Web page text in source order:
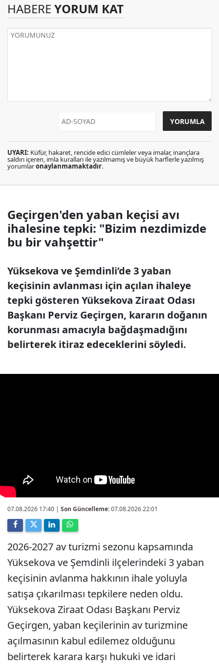
HABERE YORUM KAT
UYARI: Küfür, hakaret, rencide edici cümleler veya imalar, inançlara
saldırı içeren, imla kuralları ile yazılmamış ve büyük harflerle yazılmış
yorumlaronaylanmamaktadır.
Geçirgen'den yaban keçisi avı
ihalesine tepki: "Bizim nezdimizde
bu bir vahşettir"
Yüksekova ve Şemdinli’de 3 yaban
keçisinin avlanması için açılan ihaleye
tepki gösteren Yüksekova Ziraat Odası
Başkanı Perviz Geçirgen, kararın doğanın
korunması amacıyla bağdaşmadığını
belirterek itiraz edeceklerini söyledi.
07.08.2026 17:40 | Son Güncelleme:07.08.2026 22:01
2026-2027 av turizmi sezonu kapsamında
Yüksekova ve Şemdinli ilçelerindeki 3 yaban
keçisinin avlanma hakkının ihale yoluyla
satışa çıkarılması tepkilere neden oldu.
Yüksekova Ziraat Odası Başkanı Perviz
Geçirgen, yaban keçilerinin av turizmine
açılmasının kabul edilemez olduğunu
belirterek karara karşı hukuki ve idari